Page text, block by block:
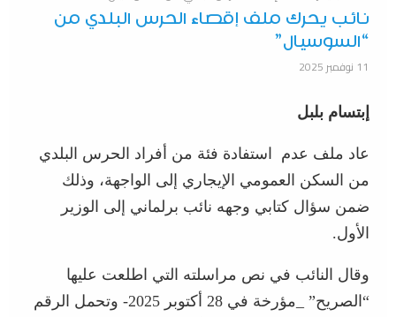
نائب يحرك ملف إقصاء الحرس البلدي من
“السوسيال”
11 نوفمبر 2025
إبتسام بلبل
عاد ملف عدم استفادة فئة من أفراد الحرس البلدي
من السكن العمومي الإيجاري إلى الواجهة، وذلك
ضمن سؤال كتابي وجهه نائب برلماني إلى الوزير
الأول.
وقال النائب في نص مراسلته التي اطلعت عليها
“الصريح” _مؤرخة في 28 أكتوبر 2025- وتحمل الرقم